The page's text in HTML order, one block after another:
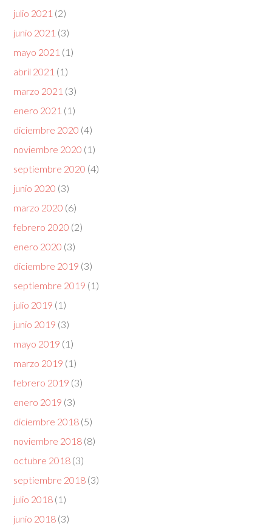
julio 2021 (2)
junio 2021 (3)
mayo 2021 (1)
abril 2021 (1)
marzo 2021 (3)
enero 2021 (1)
diciembre 2020 (4)
noviembre 2020 (1)
septiembre 2020 (4)
junio 2020 (3)
marzo 2020 (6)
febrero 2020 (2)
enero 2020 (3)
diciembre 2019 (3)
septiembre 2019 (1)
julio 2019 (1)
junio 2019 (3)
mayo 2019 (1)
marzo 2019 (1)
febrero 2019 (3)
enero 2019 (3)
diciembre 2018 (5)
noviembre 2018 (8)
octubre 2018 (3)
septiembre 2018 (3)
julio 2018 (1)
junio 2018 (3)